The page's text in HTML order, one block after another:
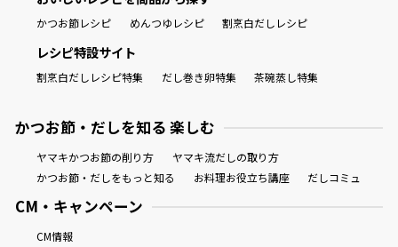
かつお節レシピ めんつゆレシピ 割烹白だしレシピ
レシピ特設サイト
割烹白だしレシピ特集 だし巻き卵特集 茶碗蒸し特集
かつお節・だしを知る 楽しむ
ヤマキかつお節の削り方
ヤマキ流だしの取り方
かつお節・だしをもっと知る
お料理お役立ち講座 だしコミュ
CM・キャンペーン
CM情報